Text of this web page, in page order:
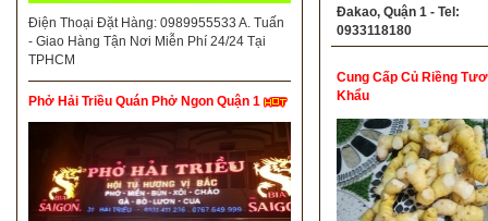
Điện Thoại Đặt Hàng: 0989955533 A. Tuấn
- Giao Hàng Tận Nơi Miễn Phí 24/24 Tại
TPHCM
Phở Hải Triều Quán Phở Ngon Quận 1
Đakao, Quận 1 - Tel:
0933118180
Cung Cấp Củ Riềng
Khẩu